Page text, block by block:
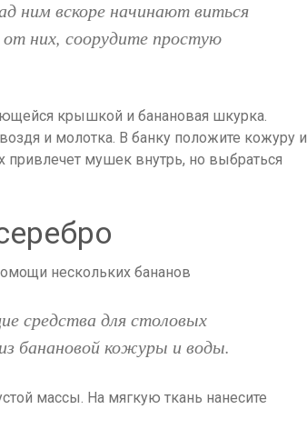
ним вскоре начинают виться
них, соорудите простую
крышкой и банановая шкурка.
и молотка. В банку положите кожуру и
привлечет мушек внутрь, но выбраться
средства для столовых
банановой кожуры и воды.
массы. На мягкую ткань нанесите